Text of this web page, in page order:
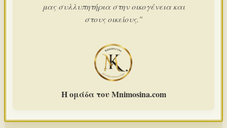
μας συλλυπητήρια στην οικογένεια και
στους οικείους."
Η ομάδα του Mnimosina.com